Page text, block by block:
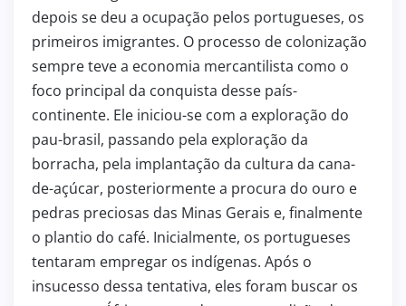
depois se deu a ocupação pelos portugueses, os
primeiros imigrantes. O processo de colonização
sempre teve a economia mercantilista como o
foco principal da conquista desse país-
continente. Ele iniciou-se com a exploração do
pau-brasil, passando pela exploração da
borracha, pela implantação da cultura da cana-
de-açúcar, posteriormente a procura do ouro e
pedras preciosas das Minas Gerais e, finalmente
o plantio do café. Inicialmente, os portugueses
tentaram empregar os indígenas. Após o
insucesso dessa tentativa, eles foram buscar os